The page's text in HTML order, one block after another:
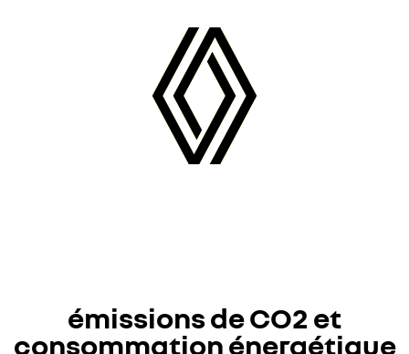
émissions de CO2 et
consommation énergétique